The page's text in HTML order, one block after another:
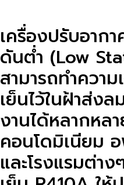
เครื่องปรับอาก
ดันต่ำ (Low
สามารถทำควา
เย็นไว้ในฝ้าส่ง
งานได้หลากหลา
คอนโดมิเนียม
และโรงแรมต่าง